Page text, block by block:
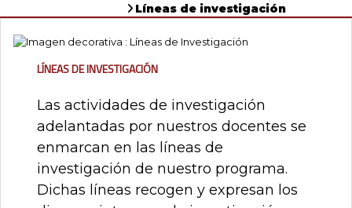
Líneas de investigación
Líneas de Investigación
Las actividades de investigación
adelantadas por nuestros docentes se
enmarcan en las líneas de
investigación de nuestro programa.
Dichas líneas recogen y expresan los